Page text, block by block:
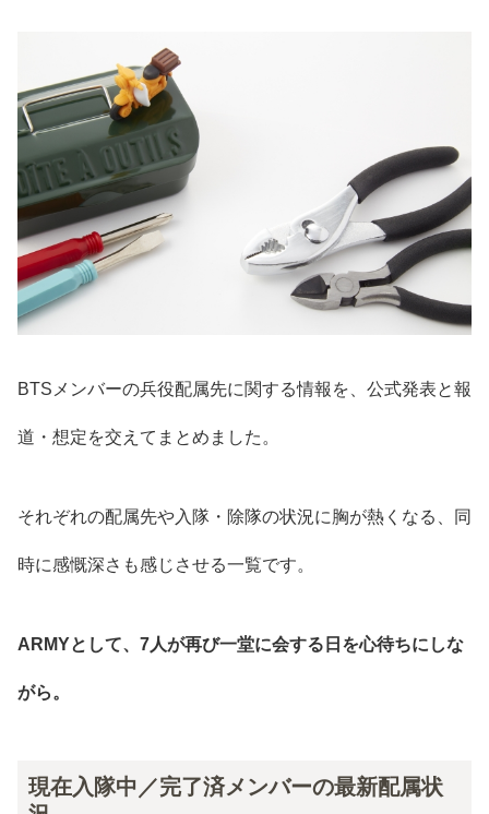
BTSメンバーの兵役配属先に関する情報を、公式発表と報
道・想定を交えてまとめました。
それぞれの配属先や入隊・除隊の状況に胸が熱くなる、同
時に感慨深さも感じさせる一覧です。
ARMYとして、7人が再び一堂に会する日を心待ちにしな
がら。
現在入隊中／完了済メンバーの最新配属状